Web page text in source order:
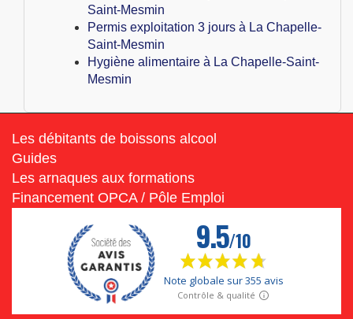
Saint-Mesmin
Permis exploitation 3 jours à La Chapelle-
Saint-Mesmin
Hygiène alimentaire à La Chapelle-Saint-
Mesmin
Les débitants de boissons alcool
Guides
Les arnaques aux formations
Financement OPCA / Pôle Emploi